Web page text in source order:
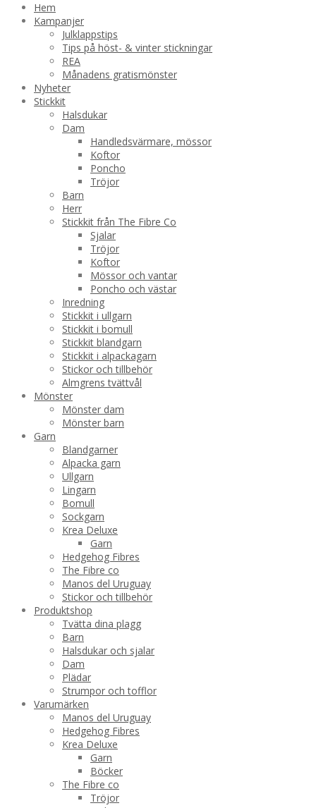
Hem
Kampanjer
Julklappstips
Tips på höst- & vinter stickningar
REA
Månadens gratismönster
Nyheter
Stickkit
Halsdukar
Dam
Handledsvärmare, mössor
Koftor
Poncho
Tröjor
Barn
Herr
Stickkit från The Fibre Co
Sjalar
Tröjor
Koftor
Mössor och vantar
Poncho och västar
Inredning
Stickkit i ullgarn
Stickkit i bomull
Stickkit blandgarn
Stickkit i alpackagarn
Stickor och tillbehör
Almgrens tvättvål
Mönster
Mönster dam
Mönster barn
Garn
Blandgarner
Alpacka garn
Ullgarn
Lingarn
Bomull
Sockgarn
Krea Deluxe
Garn
Hedgehog Fibres
The Fibre co
Manos del Uruguay
Stickor och tillbehör
Produktshop
Tvätta dina plagg
Barn
Halsdukar och sjalar
Dam
Plädar
Strumpor och tofflor
Varumärken
Manos del Uruguay
Hedgehog Fibres
Krea Deluxe
Garn
Böcker
The Fibre co
Tröjor